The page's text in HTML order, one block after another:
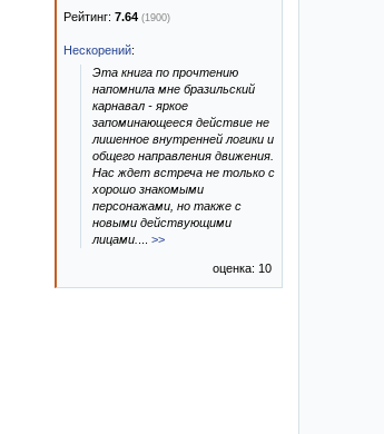
Рейтинг: 7.64 (1900)
Нескорений:
Эта книга по прочтению
напомнила мне бразильский
карнавал - яркое
запоминающееся действие не
лишенное внутренней логики и
общего направления движения.
Нас ждет встреча не только с
хорошо знакомыми
персонажами, но также с
новыми действующими
лицами.
>>
оценка: 10